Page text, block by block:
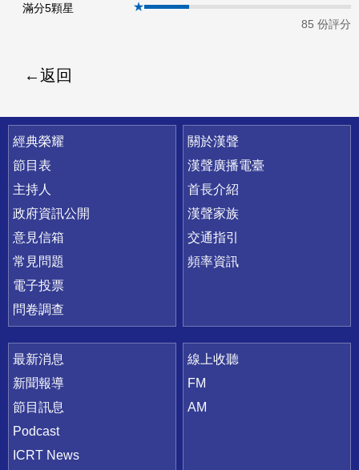
滿分5顆星
★
85 份評分
返回
快速連結
經典榮耀
節目表
主持人
政府資訊公開
意見信箱
常見問題
電子投票
問卷調查
關於漢聲
漢聲廣播電臺
首長介紹
漢聲家族
交通指引
頻率資訊
最新消息
新聞報導
節目訊息
Podcast
ICRT News
線上收聽
FM
AM